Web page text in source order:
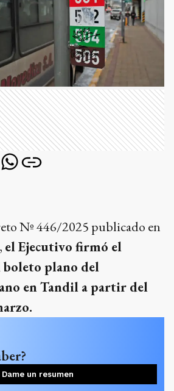
Nº 446/2025 publicado en
el Ejecutivo firmó el
plano del
en Tandil a partir del
Dame un resumen